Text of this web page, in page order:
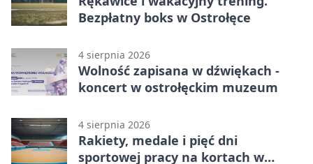
Bezpłatny boks w Ostrołęce
4 sierpnia 2026
Wolność zapisana w dźwiękach -
koncert w ostrołęckim muzeum
4 sierpnia 2026
Rakiety, medale i pięć dni
sportowej pracy na kortach w